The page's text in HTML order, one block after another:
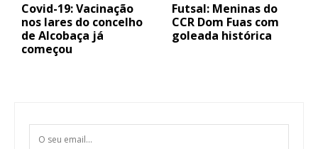
Covid-19: Vacinação
nos lares do concelho
de Alcobaça já
começou
Futsal: Meninas do
CCR Dom Fuas com
goleada histórica